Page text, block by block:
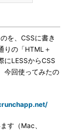
を、CSSに書き
りの「HTML＋
にLESSからCSS
今回使ってみたの
す（Mac、